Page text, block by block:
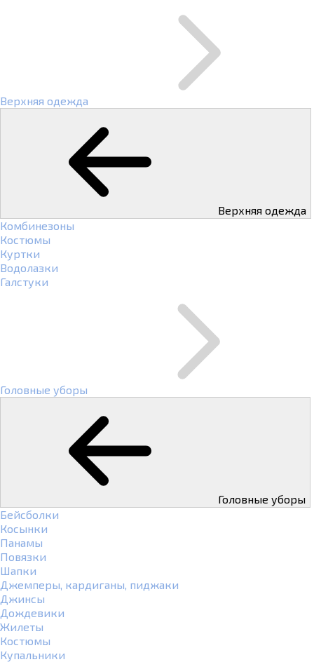
Верхняя одежда
Верхняя одежда
Комбинезоны
Костюмы
Куртки
Водолазки
Галстуки
Головные уборы
Головные уборы
Бейсболки
Косынки
Панамы
Повязки
Шапки
Джемперы, кардиганы, пиджаки
Джинсы
Дождевики
Жилеты
Костюмы
Купальники